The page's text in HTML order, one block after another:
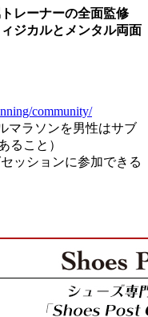
レーナーの全面監修
ジカルとメンタル両面
community/
マラソンを男性はサブ
ること）
ッションに参加できる